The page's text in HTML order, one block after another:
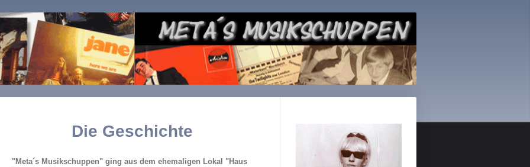
Die Geschichte
"Meta´s Musikschuppen" ging aus dem ehemaligen Lokal "Haus